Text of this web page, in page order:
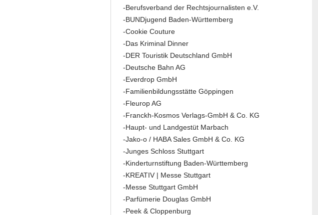
-Berufsverband der Rechtsjournalisten e.V.
-BUNDjugend Baden-Württemberg
-Cookie Couture
-Das Kriminal Dinner
-DER Touristik Deutschland GmbH
-Deutsche Bahn AG
-Everdrop GmbH
-Familienbildungsstätte Göppingen
-Fleurop AG
-Franckh-Kosmos Verlags-GmbH & Co. KG
-Haupt- und Landgestüt Marbach
-Jako-o / HABA Sales GmbH & Co. KG
-Junges Schloss Stuttgart
-Kinderturnstiftung Baden-Württemberg
-KREATIV | Messe Stuttgart
-Messe Stuttgart GmbH
-Parfümerie Douglas GmbH
-Peek & Cloppenburg